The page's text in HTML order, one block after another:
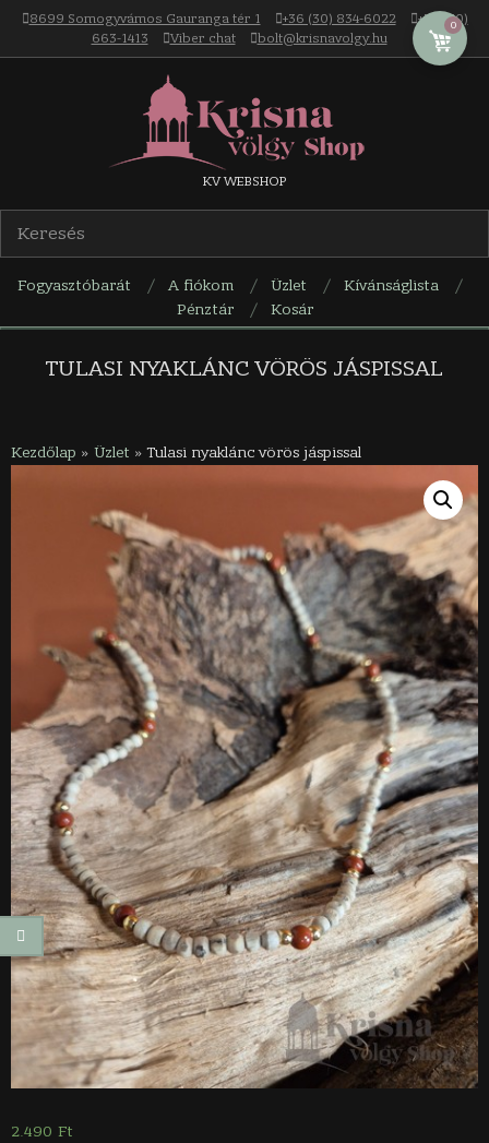
Skip
content
8699 Somogyvámos Gauranga tér 1 +36 (30) 834-6022
+36 (30)
663-1413
Viber chat bolt@krisnavolgy.hu
Krisna-
völgy
webáruház
KV WEBSHOP
Fogyasztóbarát A fiókom Üzlet
Kívánságlista
Pénztár
Kosár
TULASI NYAKLÁNC VÖRÖS JÁSPISSAL
Kezdőlap » Üzlet »Tulasi nyaklánc vörös jáspissal
2.490 Ft
0